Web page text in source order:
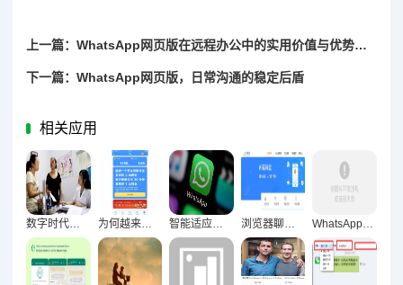
上一篇：WhatsApp网页版在远程办公中的实用价值与优势解析
下一篇：WhatsApp网页版，日常沟通的稳定后盾
相关应用
数字时代思维辩证，电脑聊天与逻辑思考的逻辑博弈 为何越来越多人从手机转向电脑端完成聊天？ 智能适应多维度节奏，WhatsApp网页版效率革新实践 浏览器聊天工具重构办公生态驱动工作质量跃升 WhatsApp网页版用户体验实录，便捷与痛点交织的全景反馈